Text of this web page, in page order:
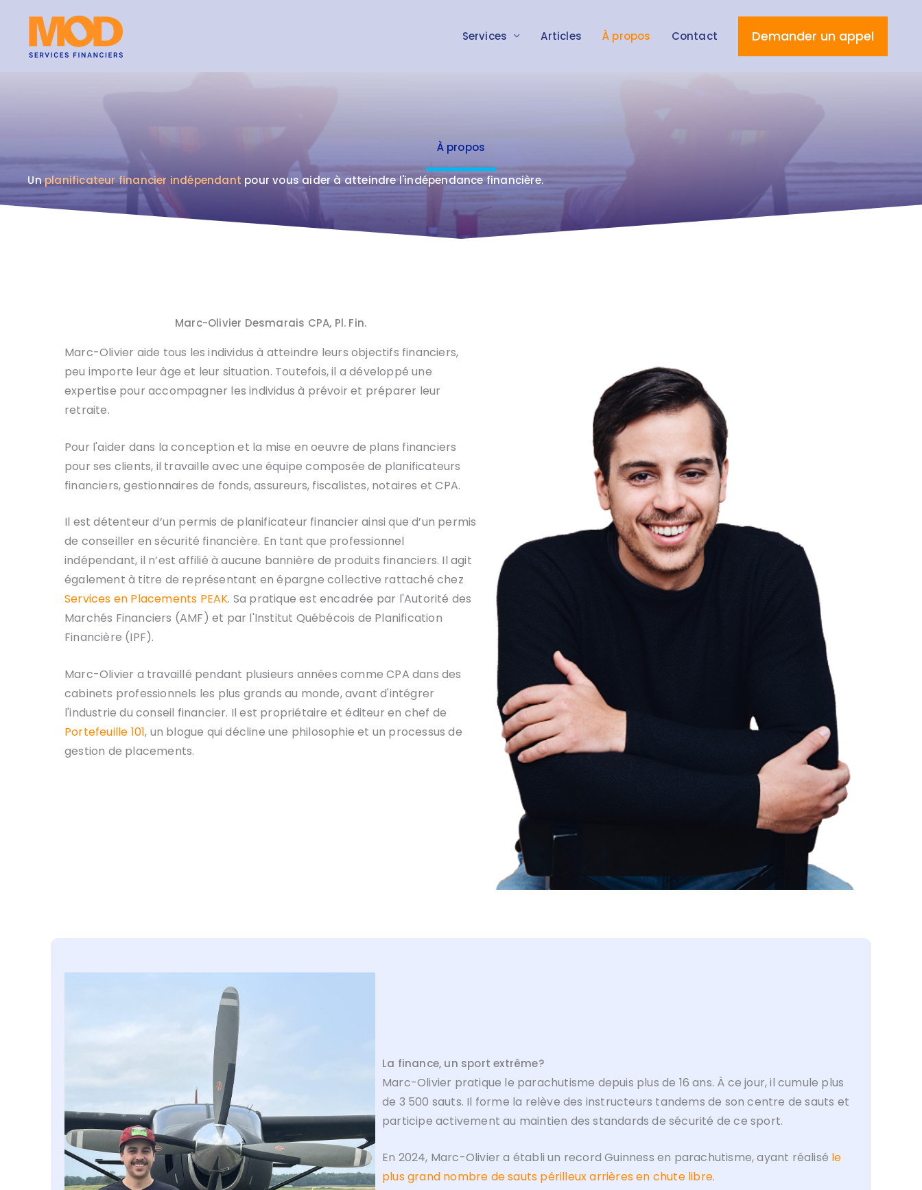
content
Services Articles À propos Contact Demander un appel
À propos
Unplanificateur financier indépendant pour vous aider à atteindre l'indépendance financière.
Marc-Olivier Desmarais CPA, Pl. Fin.
Marc-Olivier aide tous les individus à atteindre leurs objectifs financiers,
peu importe leur âge et leur situation. Toutefois, il a développé une
expertise pour accompagner les individus à prévoir et préparer leur
retraite.
Pour l'aider dans la conception et la mise en oeuvre de plans financiers
pour ses clients, il travaille avec une équipe composée de planificateurs
financiers, gestionnaires de fonds, assureurs, fiscalistes, notaires et CPA.
Il est détenteur d’un permis de planificateur financier ainsi que d’un permis
de conseiller en sécurité financière. En tant que professionnel
indépendant, il n’est affilié à aucune bannière de produits financiers. Il agit
également à titre de représentant en épargne collective rattaché chez
Services en Placements PEAK. Sa pratique est encadrée par l'Autorité des
Marchés Financiers (AMF) et par l'Institut Québécois de Planification
Financière (IPF).
Marc-Olivier a travaillé pendant plusieurs années comme CPA dans des
cabinets professionnels les plus grands au monde, avant d'intégrer
l'industrie du conseil financier. Il est propriétaire et éditeur en chef de
Portefeuille 101, un blogue qui décline une philosophie et un processus de
gestion de placements.
La finance, un sport extrême?
Marc-Olivier pratique le parachutisme depuis plus de 16 ans. À ce jour, il cumule plus
de 3 500 sauts. Il forme la relève des instructeurs tandems de son centre de sauts et
participe activement au maintien des standards de sécurité de ce sport.
En 2024, Marc-Olivier a établi un record Guinness en parachutisme, ayant réalisé le
plus grand nombre de sauts périlleux arrières en chute libre.